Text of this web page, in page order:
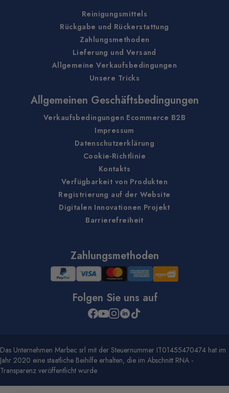
Reinigungsmittels
Rückgabe und Rückerstattung
Zahlungsmethoden
Lieferung und Versand
Allgemeine Verkaufsbedingungen
Unsere Tricks
Allgemeinen Geschäftsbedingungen
Verkaufsbedingungen Ecommerce B2B
Impressum
Datenschutzerklärung
Cookie-Richtlinie
Kontakts
Verfügbarkeit von Produkten
Registrierung auf der Website
Digitalen Innovationen Projekt
Barrierefreiheit
Zahlungsmethoden
Folgen Sie uns auf
Das Unternehmen Marbec srl mit der Steuernummer IT01455470474 hat im
Jahr 2020 eine staatliche Beihilfe erhalten, die im Abschnitt RNA -
Transparenz veröffentlicht wurde